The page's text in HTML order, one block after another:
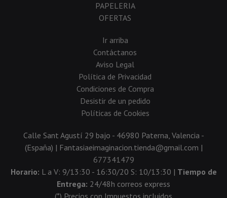
PAPELERIA
OFERTAS
Ir arriba
Contáctanos
Aviso Legal
Política de Privacidad
Condiciones de Compra
Desistir de un pedido
Políticas de Cookies
Calle Sant Agustí 29 bajo - 46980 Paterna, Valencia -
(España) | Fantasiaeimaginacion.tienda@gmail.com |
677341479
Horario: L a V: 9/13:30 - 16:30/20 S: 10/13:30 | Tiempo de
Entrega: 24/48h correos express